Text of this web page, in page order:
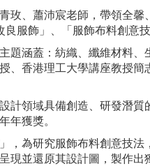
玫、蕭沛宸老師，帶領全
服飾」、「服飾布料創意
涵蓋：紡織、纖維材料
、香港理工大學講座教授
計領域具備創造、研發潛
年獲獎。
，為研究服飾布料創意技
並還原其設計圖，製作出